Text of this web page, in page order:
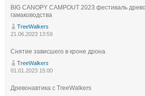
BIG CANOPY CAMPOUT 2023 фестиваль
гамаководства
TreeWalkers
21.06.2023 13:59
Снятие зависшего в кроне дрона
TreeWalkers
01.01.2023 15:00
Древонавтика с TreeWalkers